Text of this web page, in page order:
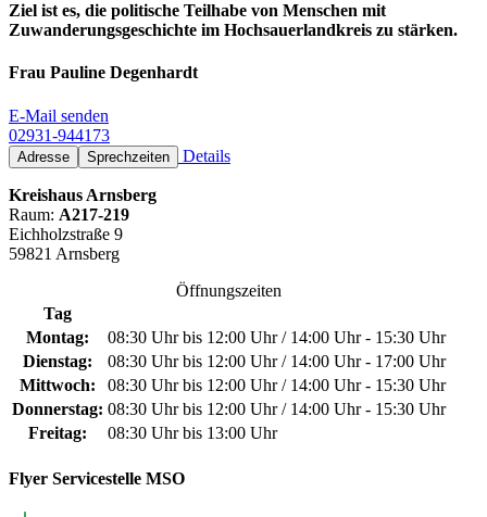
Ziel ist es, die politische Teilhabe von Menschen mit
Zuwanderungsgeschichte im Hochsauerlandkreis zu stärken.
Frau Pauline Degenhardt
E-Mail senden
02931-944173
Adresse Sprechzeiten Details
Kreishaus Arnsberg
Raum: A217-219
Eichholzstraße 9
59821 Arnsberg
Öffnungszeiten
Tag
Montag:
08:30 Uhr bis 12:00 Uhr / 14:00 Uhr - 15:30 Uhr
Dienstag:
08:30 Uhr bis 12:00 Uhr / 14:00 Uhr - 17:00 Uhr
Mittwoch:
08:30 Uhr bis 12:00 Uhr / 14:00 Uhr - 15:30 Uhr
Donnerstag: 08:30 Uhr bis 12:00 Uhr / 14:00 Uhr - 15:30 Uhr
Freitag:
08:30 Uhr bis 13:00 Uhr
Flyer Servicestelle MSO